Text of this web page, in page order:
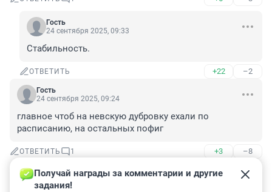
Гость
24 сентября 2025, 09:33
Стабильность.
ОТВЕТИТЬ +22 –2
Гость
24 сентября 2025, 09:24
главное чтоб на невскую дубровку ехали по
расписанию, на остальных пофиг
ОТВЕТИТЬ 1 +3 –8
Гость
24 сентября 2025, 09:30
Получай награды за комментарии и другие
задания!